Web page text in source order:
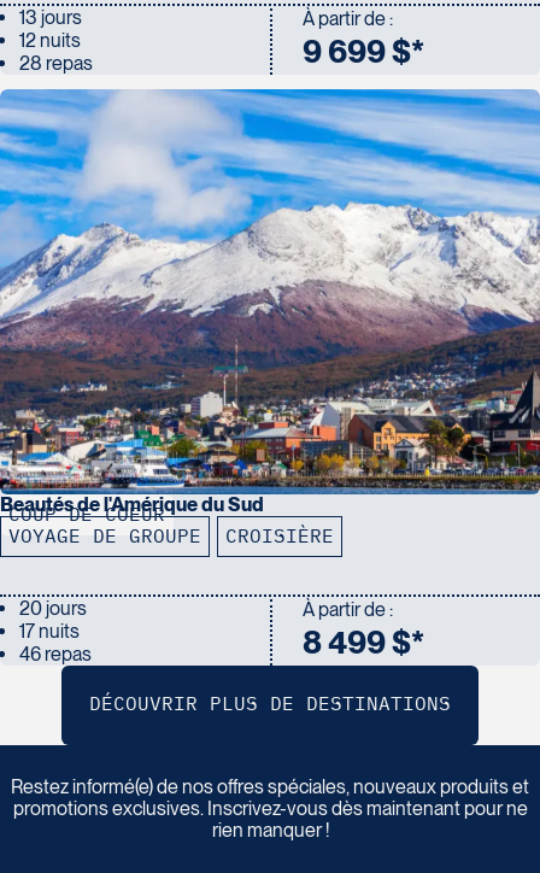
13 jours
12 nuits
28 repas
À partir de :
9 699 $*
COUP DE COEUR
Beautés de l'Amérique du Sud
VOYAGE DE GROUPE CROISIÈRE
20 jours
17 nuits
46 repas
À partir de :
8 499 $*
Insc ivez vous à n o tre inf lettre
Restez informé(e) de nos offres spéciales, nouveaux produits et
promotions exclusives. Inscrivez-vous dès maintenant pour ne
rien manquer !